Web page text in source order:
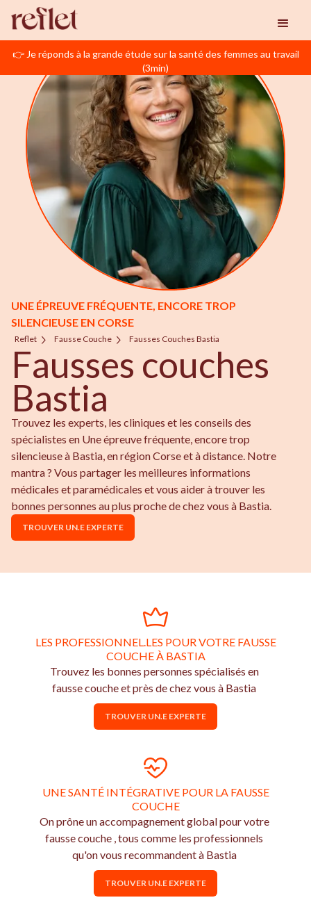
👉 Je réponds à la grande étude sur la santé des femmes au travail
(3min)
UNE ÉPREUVE FRÉQUENTE, ENCORE TROP
SILENCIEUSE EN CORSE
Reflet Fausse Couche Fausses Couches Bastia
Fausses couches
Bastia
Trouvez les experts, les cliniques et les conseils des
spécialistes en Une épreuve fréquente, encore trop
silencieuse à Bastia, en région Corse et à distance. Notre
mantra ? Vous partager les meilleures informations
médicales et paramédicales et vous aider à trouver les
bonnes personnes au plus proche de chez vous à Bastia.
TROUVER UN.E EXPERTE
LES PROFESSIONNEL.LES POUR VOTRE FAUSSE
COUCHE À BASTIA
Trouvez les bonnes personnes spécialisés en
fausse couche et près de chez vous à Bastia
TROUVER UN.E EXPERTE
UNE SANTÉ INTÉGRATIVE POUR LA FAUSSE
COUCHE
On prône un accompagnement global pour votre
fausse couche , tous comme les professionnels
qu'on vous recommandent à Bastia
TROUVER UN.E EXPERTE